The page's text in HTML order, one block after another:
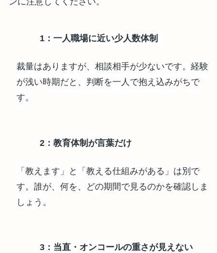
1：一人職場に近い少人数体制
裁量はありますが、相談相手が少ないです。経験
が浅い時期だと、判断を一人で抱え込みがちで
す。
2：教育体制が言葉だけ
「教えます」と「教える仕組みがある」は別で
す。誰が、何を、どの期間で見るのかを確認しま
しょう。
3：当直・オンコールの重さが見えない